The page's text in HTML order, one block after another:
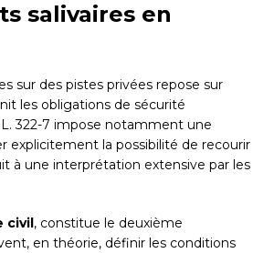
salivaires en
sur des pistes privées repose sur
les obligations de sécurité
322-7 impose notamment une
explicitement la possibilité de recourir
à une interprétation extensive par les
civil, constitue le deuxième
en théorie, définir les conditions